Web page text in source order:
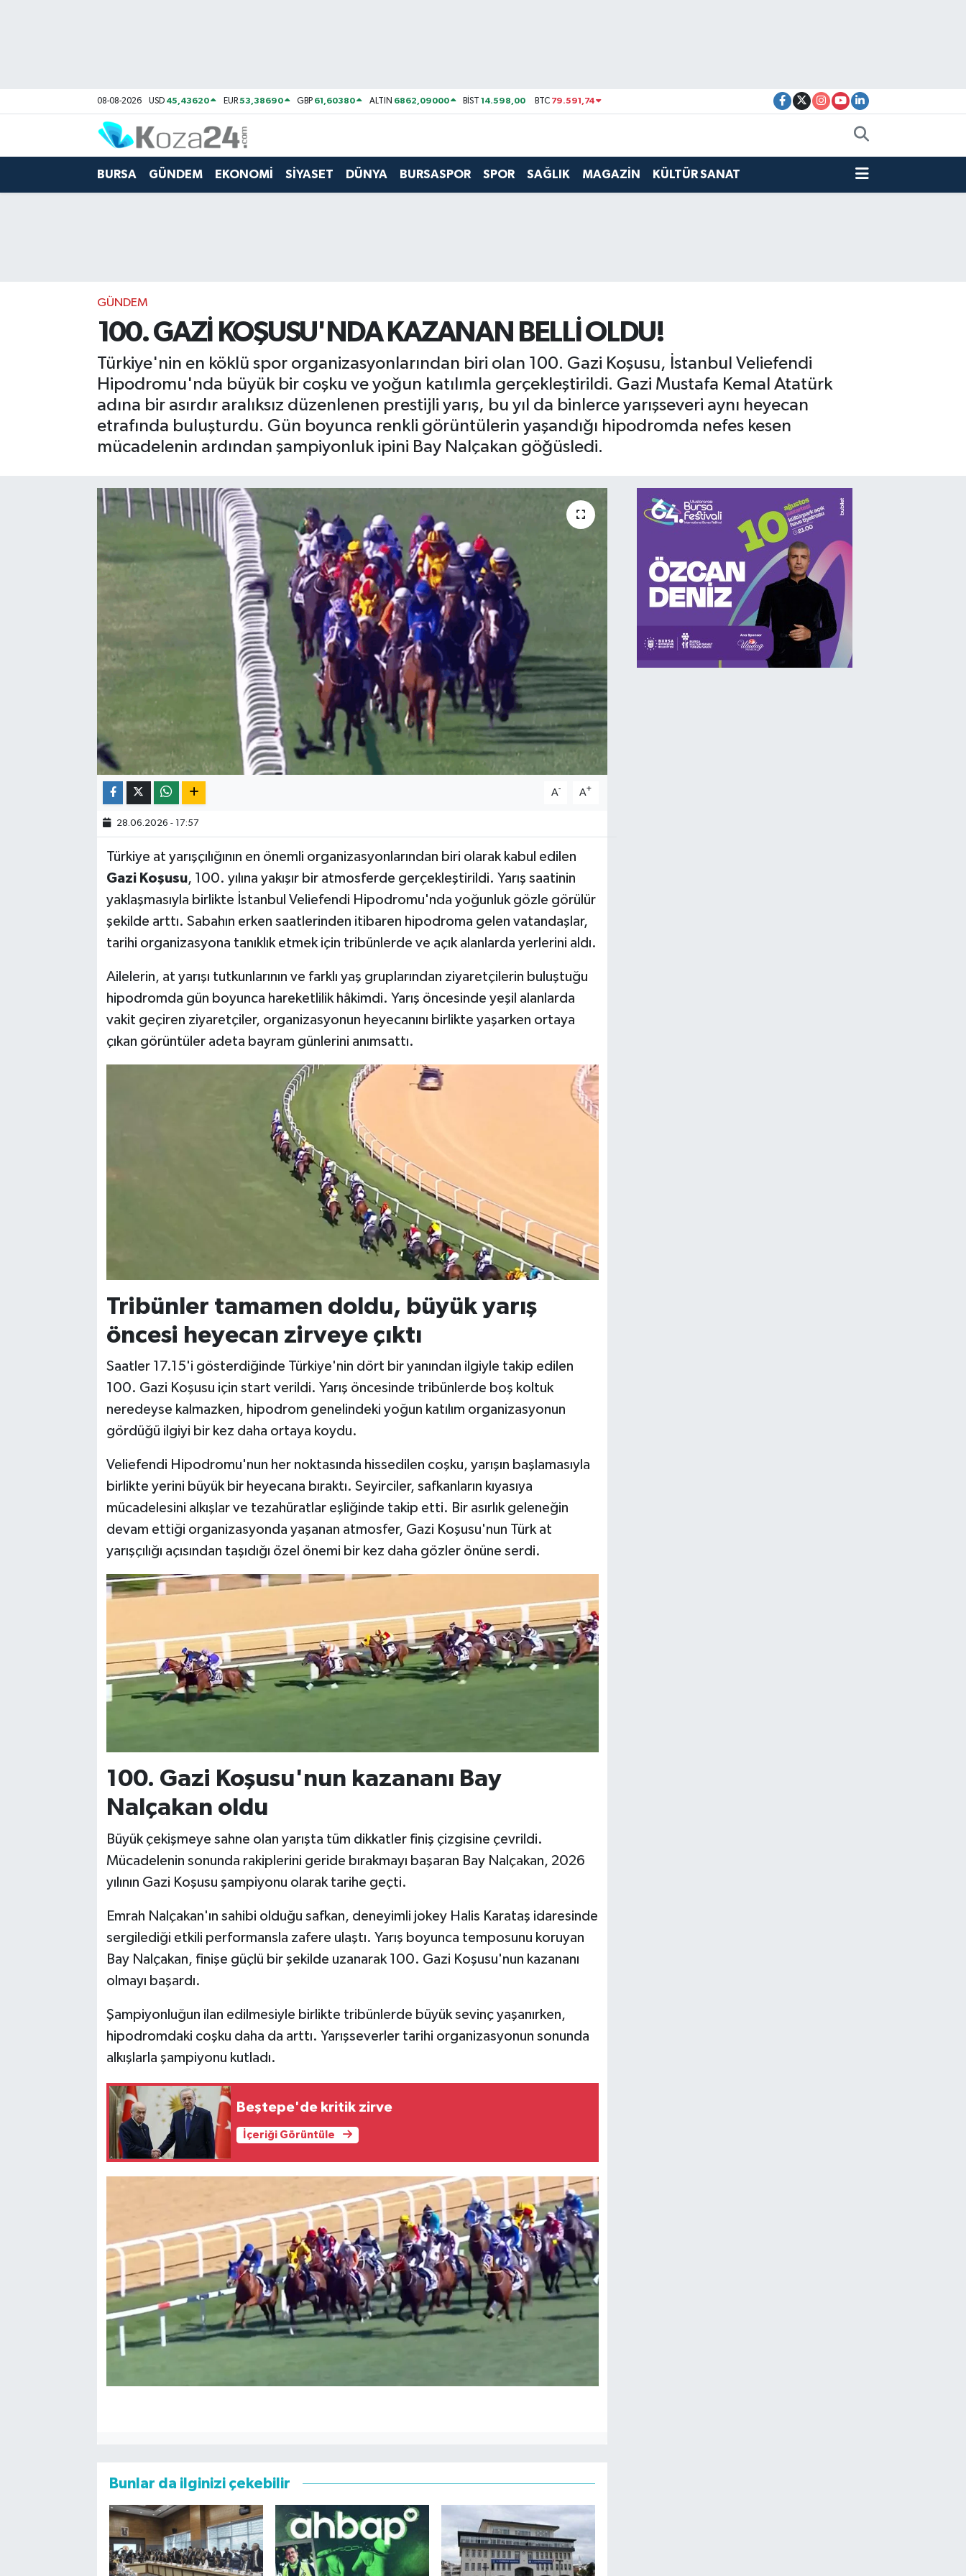
08-08-2026 USD 45,43620 EUR53,38690 GBP 61,60380 ALTIN 6862,09000 BİST14.598,00 BTC 79.591,74
BURSA GÜNDEM EKONOMİ SİYASET DÜNYA BURSASPOR SPOR SAĞLIK MAGAZİN KÜLTÜR SANAT
GÜNDEM
100. GAZİ KOŞUSU'NDA KAZANAN BELLİ OLDU!
Türkiye'nin en köklü spor organizasyonlarından biri olan 100. Gazi Koşusu, İstanbul Veliefendi
Hipodromu'nda büyük bir coşku ve yoğun katılımla gerçekleştirildi. Gazi Mustafa Kemal Atatürk
adına bir asırdır aralıksız düzenlenen prestijli yarış, bu yıl da binlerce yarışseveri aynı heyecan
etrafında buluşturdu. Gün boyunca renkli görüntülerin yaşandığı hipodromda nefes kesen
mücadelenin ardından şampiyonluk ipini Bay Nalçakan göğüsledi.
A- A+
28.06.2026 - 17:57
Türkiye at yarışçılığının en önemli organizasyonlarından biri olarak kabul edilen
Gazi Koşusu, 100. yılına yakışır bir atmosferde gerçekleştirildi. Yarış saatinin
yaklaşmasıyla birlikte İstanbul Veliefendi Hipodromu'nda yoğunluk gözle görülür
şekilde arttı. Sabahın erken saatlerinden itibaren hipodroma gelen vatandaşlar,
tarihi organizasyona tanıklık etmek için tribünlerde ve açık alanlarda yerlerini aldı.
Ailelerin, at yarışı tutkunlarının ve farklı yaş gruplarından ziyaretçilerin buluştuğu
hipodromda gün boyunca hareketlilik hâkimdi. Yarış öncesinde yeşil alanlarda
vakit geçiren ziyaretçiler, organizasyonun heyecanını birlikte yaşarken ortaya
çıkan görüntüler adeta bayram günlerini anımsattı.
Tribünler tamamen doldu, büyük yarış
öncesi heyecan zirveye çıktı
Saatler 17.15'i gösterdiğinde Türkiye'nin dört bir yanından ilgiyle takip edilen
100. Gazi Koşusu için start verildi. Yarış öncesinde tribünlerde boş koltuk
neredeyse kalmazken, hipodrom genelindeki yoğun katılım organizasyonun
gördüğü ilgiyi bir kez daha ortaya koydu.
Veliefendi Hipodromu'nun her noktasında hissedilen coşku, yarışın başlamasıyla
birlikte yerini büyük bir heyecana bıraktı. Seyirciler, safkanların kıyasıya
mücadelesini alkışlar ve tezahüratlar eşliğinde takip etti. Bir asırlık geleneğin
devam ettiği organizasyonda yaşanan atmosfer, Gazi Koşusu'nun Türk at
yarışçılığı açısından taşıdığı özel önemi bir kez daha gözler önüne serdi.
100. Gazi Koşusu'nun kazananı Bay
Nalçakan oldu
Büyük çekişmeye sahne olan yarışta tüm dikkatler finiş çizgisine çevrildi.
Mücadelenin sonunda rakiplerini geride bırakmayı başaran Bay Nalçakan, 2026
yılının Gazi Koşusu şampiyonu olarak tarihe geçti.
Emrah Nalçakan'ın sahibi olduğu safkan, deneyimli jokey Halis Karataş idaresinde
sergilediği etkili performansla zafere ulaştı. Yarış boyunca temposunu koruyan
Bay Nalçakan, finişe güçlü bir şekilde uzanarak 100. Gazi Koşusu'nun kazananı
olmayı başardı.
Şampiyonluğun ilan edilmesiyle birlikte tribünlerde büyük sevinç yaşanırken,
hipodromdaki coşku daha da arttı. Yarışseverler tarihi organizasyonun sonunda
alkışlarla şampiyonu kutladı.
Beştepe'de kritik zirve
İçeriği Görüntüle
Bunlar da ilginizi çekebilir
Bursa Namaz Vakitleri
Bursa Trafik Yoğunluk Haritası